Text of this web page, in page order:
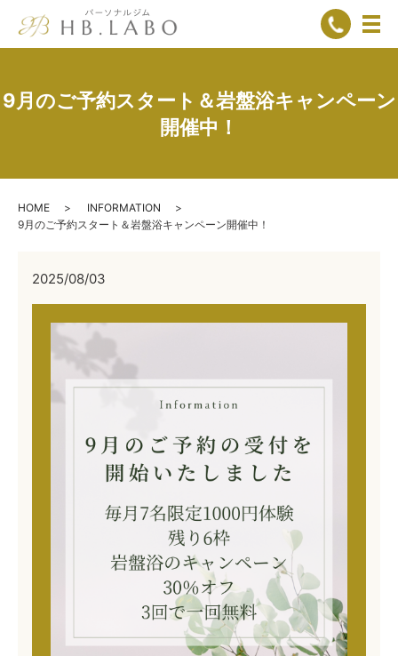
9月のご予約スタート＆岩盤浴キャンペーン
開催中！
HOME
INFORMATION
9月のご予約スタート＆岩盤浴キャンペーン開催中！
2025/08/03